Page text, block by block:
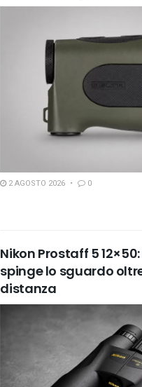
2 AGOSTO 2026 0
Nikon Prostaff 5
spinge lo sguardo
distanza